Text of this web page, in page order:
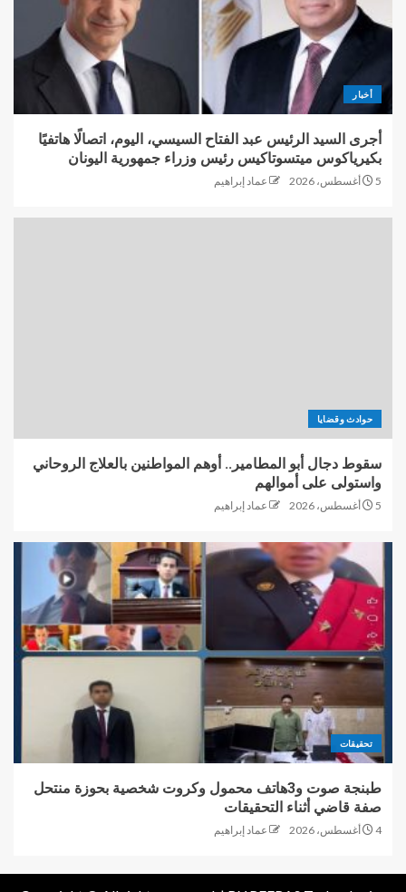
أخبار
أجرى السيد الرئيس عبد الفتاح السيسي، اليوم، اتصالًا هاتفيًا
بكيرياكوس ميتسوتاكيس رئيس وزراء جمهورية اليونان
5 أغسطس، 2026 عماد إبراهيم
حوادث وقضايا
سقوط دجال أبو المطامير.. أوهم المواطنين بالعلاج الروحاني
واستولى على أموالهم
5 أغسطس، 2026 عماد إبراهيم
تحقيقات
طبنجة صوت و3هاتف محمول وكروت شخصية بحوزة منتحل
صفة قاضي أثناء التحقيقات
4 أغسطس، 2026 عماد إبراهيم